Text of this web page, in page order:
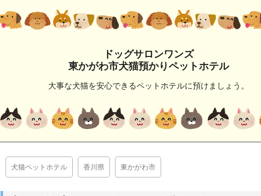
ドッグサロンワンズ
東かがわ市犬猫預かりペットホテル
大事な犬猫を安心できるペットホテルに預けましょう。
犬猫ペットホテル 香川県 東かがわ市